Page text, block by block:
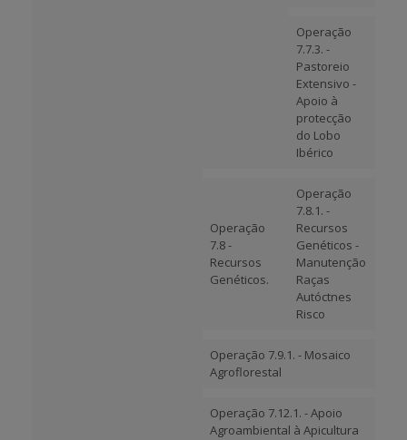
Operação
7.7.3. -
Pastoreio
Extensivo -
Apoio à
protecção
do Lobo
Ibérico
Operação
7.8 -
Recursos
Genéticos.
Operação
7.8.1. -
Recursos
Genéticos -
Manutenção
Raças
Autóctnes
Risco
Operação 7.9.1. - Mosaico
Agroflorestal
Operação 7.12.1. - Apoio
Agroambiental à Apicultura